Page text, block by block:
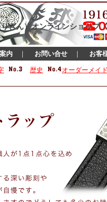
ぎん）オンラインショップ
内 ｜ お問い合せ ｜ お客
歴史 オーダーメイド